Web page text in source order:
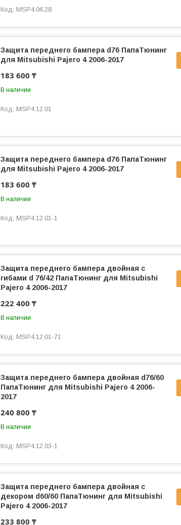
MSP4.06.28
Защита переднего бампера d76 ПапаТюнинг
для Mitsubishi Pajero 4 2006-2017
183 600 ₸
В наличии
MSP4.12.01
Защита переднего бампера d76 ПапаТюнинг
для Mitsubishi Pajero 4 2006-2017
183 600 ₸
В наличии
MSP4.12.01-1
Защита переднего бампера двойная с
гибами d 76/42 ПапаТюнинг для Mitsubishi
Pajero 4 2006-2017
222 400 ₸
В наличии
MSP4.12.01-71
Защита переднего бампера двойная d76/60
ПапаТюнинг для Mitsubishi Pajero 4 2006-
2017
240 800 ₸
В наличии
MSP4.12.03-1
Защита переднего бампера двойная с
декором d60/60 ПапаТюнинг для Mitsubishi
Pajero 4 2006-2017
233 800 ₸